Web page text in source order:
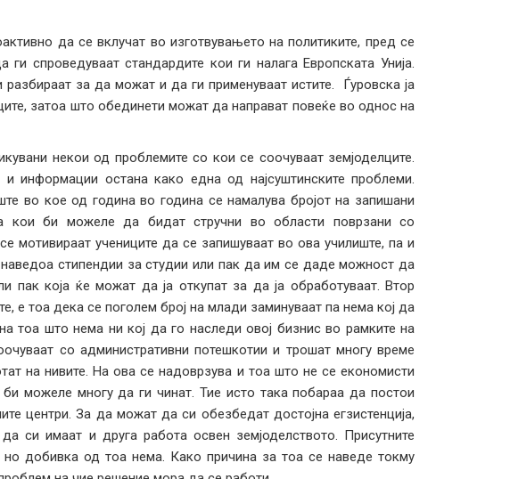
да се вклучат во изготвувањето на политиките, пред се
спроведуваат стандардите кои ги налага Европската Унија.
за да можат и да ги применуваат истите. Ѓуровска ја
затоа што обединети можат да направат повеќе во однос на
некои од проблемите со кои се соочуваат земјоделците.
информации остана како една од најсуштинските проблеми.
во кое од година во година се намалува бројот на запишани
кои би можеле да бидат стручни во области поврзани со
мотивираат учениците да се запишуваат во ова училиште, па и
стипендии за студии или пак да им се даде можност да
пак која ќе можат да ја откупат за да ја обработуваат. Втор
е тоа дека се поголем број на млади заминуваат па нема кој да
тоа што нема ни кој да го наследи овој бизнис во рамките на
со административни потешкотии и трошат многу време
на нивите. На ова се надоврзува и тоа што не се економисти
можеле многу да ги чинат. Тие исто така побараа да постои
центри. За да можат да си обезбедат достојна егзистенција,
си имаат и друга работа освен земјоделството. Присутните
но добивка од тоа нема. Како причина за тоа се наведе токму